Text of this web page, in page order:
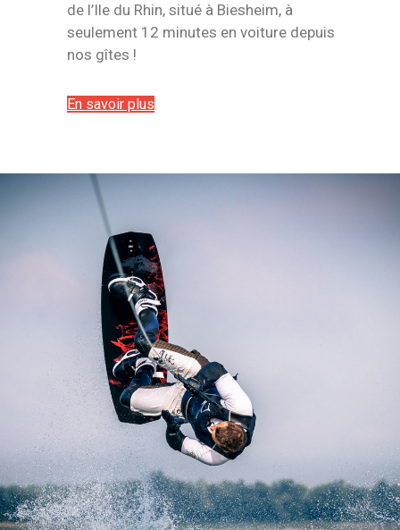
de l’Ile du Rhin, situé à Biesheim, à
seulement 12 minutes en voiture depuis
nos gîtes !
En savoir plus